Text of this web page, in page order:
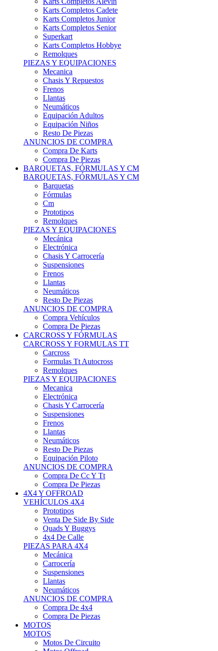
Karts Completos Cadete
Karts Completos Junior
Karts Completos Senior
Superkart
Karts Completos Hobbye
Remolques
PIEZAS Y EQUIPACIONES
Mecanica
Chasis Y Repuestos
Frenos
Llantas
Neumáticos
Equipación Adultos
Equipación Niños
Resto De Piezas
ANUNCIOS DE COMPRA
Compra De Karts
Compra De Piezas
BARQUETAS, FÓRMULAS Y CM
BARQUETAS, FÓRMULAS Y CM
Barquetas
Fórmulas
Cm
Prototipos
Remolques
PIEZAS Y EQUIPACIONES
Mecánica
Electrónica
Chasis Y Carrocería
Suspensiones
Frenos
Llantas
Neumáticos
Resto De Piezas
ANUNCIOS DE COMPRA
Compra Vehículos
Compra De Piezas
CARCROSS Y FÓRMULAS
CARCROSS Y FORMULAS TT
Carcross
Formulas Tt Autocross
Remolques
PIEZAS Y EQUIPACIONES
Mecanica
Electrónica
Chasis Y Carrocería
Suspensiones
Frenos
Llantas
Neumáticos
Resto De Piezas
Equipación Piloto
ANUNCIOS DE COMPRA
Compra De Cc Y Tt
Compra De Piezas
4X4 Y OFFROAD
VEHÍCULOS 4X4
Prototipos
Venta De Side By Side
Quads Y Buggys
4x4 De Calle
PIEZAS PARA 4X4
Mecánica
Carrocería
Suspensiones
Llantas
Neumáticos
ANUNCIOS DE COMPRA
Compra De 4x4
Compra De Piezas
MOTOS
MOTOS
Motos De Circuito